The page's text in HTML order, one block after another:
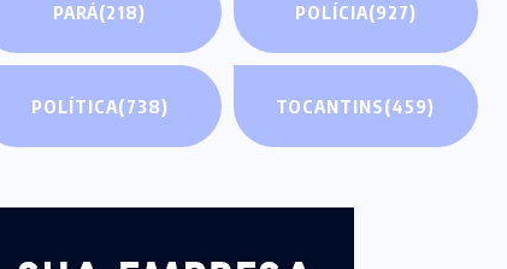
PARÁ(218) POLÍCIA(927)
POLÍTICA(738) TOCANTINS(459)